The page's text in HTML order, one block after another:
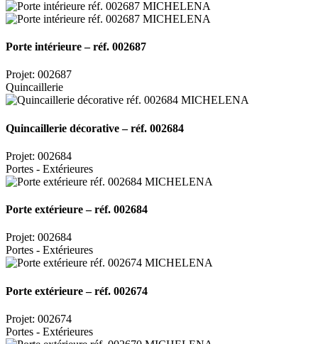
Porte intérieure – réf. 002687
Projet: 002687
Quincaillerie
Quincaillerie décorative – réf. 002684
Projet: 002684
Portes - Extérieures
Porte extérieure – réf. 002684
Projet: 002684
Portes - Extérieures
Porte extérieure – réf. 002674
Projet: 002674
Portes - Extérieures